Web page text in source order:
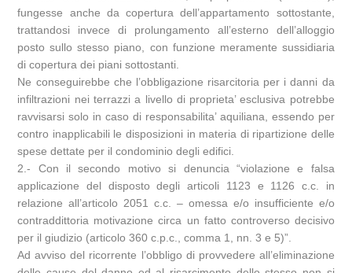
fungesse anche da copertura dell’appartamento sottostante,
trattandosi invece di prolungamento all’esterno dell’alloggio
posto sullo stesso piano, con funzione meramente sussidiaria
di copertura dei piani sottostanti.
Ne conseguirebbe che l’obbligazione risarcitoria per i danni da
infiltrazioni nei terrazzi a livello di proprieta’ esclusiva potrebbe
ravvisarsi solo in caso di responsabilita’ aquiliana, essendo per
contro inapplicabili le disposizioni in materia di ripartizione delle
spese dettate per il condominio degli edifici.
2.- Con il secondo motivo si denuncia “violazione e falsa
applicazione del disposto degli articoli 1123 e 1126 c.c. in
relazione all’articolo 2051 c.c. – omessa e/o insufficiente e/o
contraddittoria motivazione circa un fatto controverso decisivo
per il giudizio (articolo 360 c.p.c., comma 1, nn. 3 e 5)”.
Ad avviso del ricorrente l’obbligo di provvedere all’eliminazione